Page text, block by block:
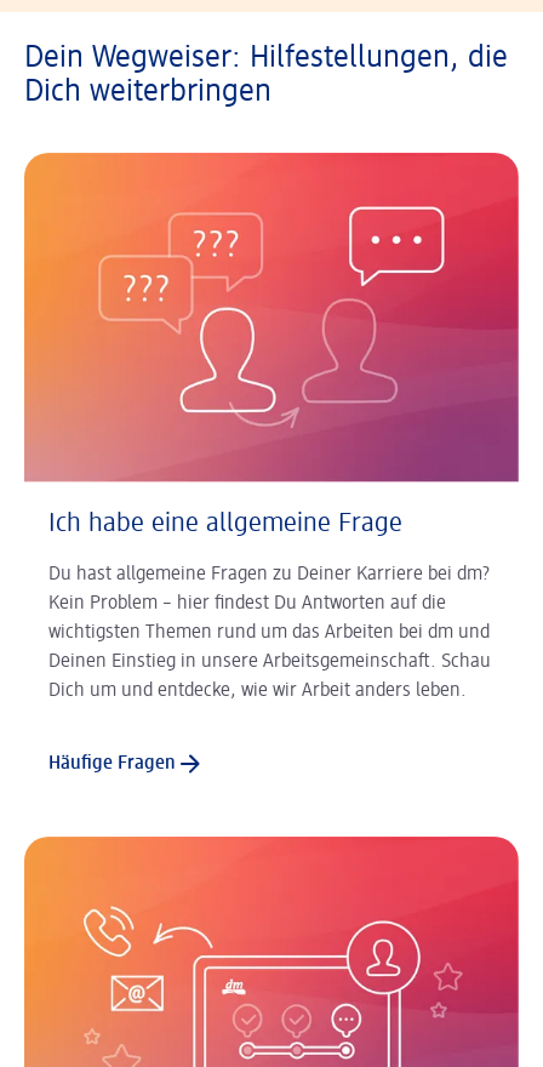
Dein Wegweiser: Hilfestellungen, die
Dich weiterbringen
Ich habe eine allgemeine Frage
Du hast allgemeine Fragen zu Deiner Karriere bei dm?
Kein Problem – hier findest Du Antworten auf die
wichtigsten Themen rund um das Arbeiten bei dm und
Deinen Einstieg in unsere Arbeitsgemeinschaft. Schau
Dich um und entdecke, wie wir Arbeit anders leben.
Häufige Fragen